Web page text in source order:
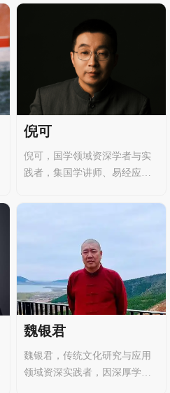
泥于古” 为治学准则，深耕易学
数十载，在理论创新与实践应
用领域成就卓著，被誉为 “当代
不可多得之易学大家”。
倪可
倪可，国学领域资深学者与实
践者，集国学讲师、易经应用
深耕传统文化数十年，融合
易、释、道、儒、医五家经典
与历代研究成果，构建了具有
突破性的学术体系，在国学传
承与现代应用领域颇具影响
力。
魏银君
魏银君，传统文化研究与应用
领域资深实践者，因深厚学